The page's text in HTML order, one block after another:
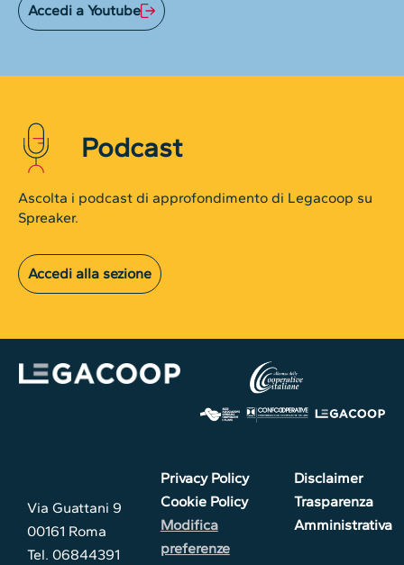
Accedi a Youtube
Podcast
Ascolta i podcast di approfondimento di Legacoop su
Spreaker.
Accedi alla sezione
Via Guattani 9
00161 Roma
Tel. 06844391
Privacy Policy
Cookie Policy
Modifica
preferenze
Disclaimer
Trasparenza
Amministrativa